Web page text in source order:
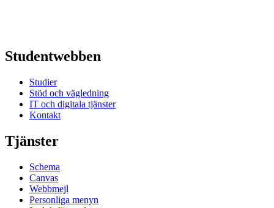
Studentwebben
Studier
Stöd och vägledning
IT och digitala tjänster
Kontakt
Tjänster
Schema
Canvas
Webbmejl
Personliga menyn